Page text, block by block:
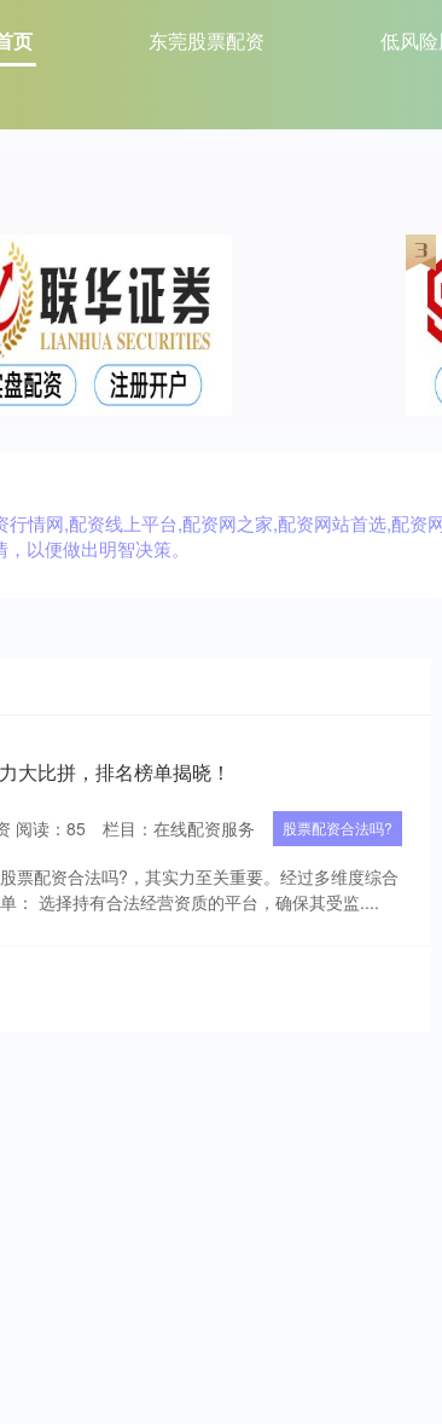
页 东莞股票配资 低风
情网,配资线上平台,配资网之家,配资网站首选,配
以便做出明智决策。
大比拼，排名榜单揭晓！
阅读： 85 栏目： 在线配资服务 股票配资合法吗?
票配资合法吗?，其实力至关重要。经过多维度综合
： 选择持有合法经营资质的平台，确保其受监....